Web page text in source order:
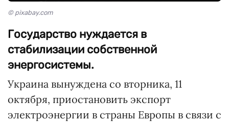
© pixabay.com
Государство нуждается в
стабилизации собственной
энергосистемы.
Украина вынуждена со вторника, 11
октября, приостановить экспорт
электроэнергии в страны Европы в связи с